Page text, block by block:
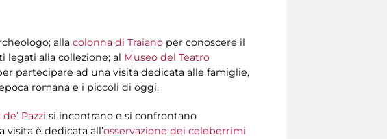
alla colonna di Traiano per conoscere il
legati alla collezione; al Museo del Teatro
partecipare ad una visita dedicata alle famiglie,
romana e i piccoli di oggi.
Pazzi si incontrano e si confrontano
visita è dedicata all’osservazione dei celeberrimi